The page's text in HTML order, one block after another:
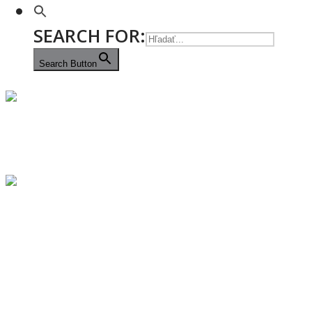
SEARCH FOR:
Search Button